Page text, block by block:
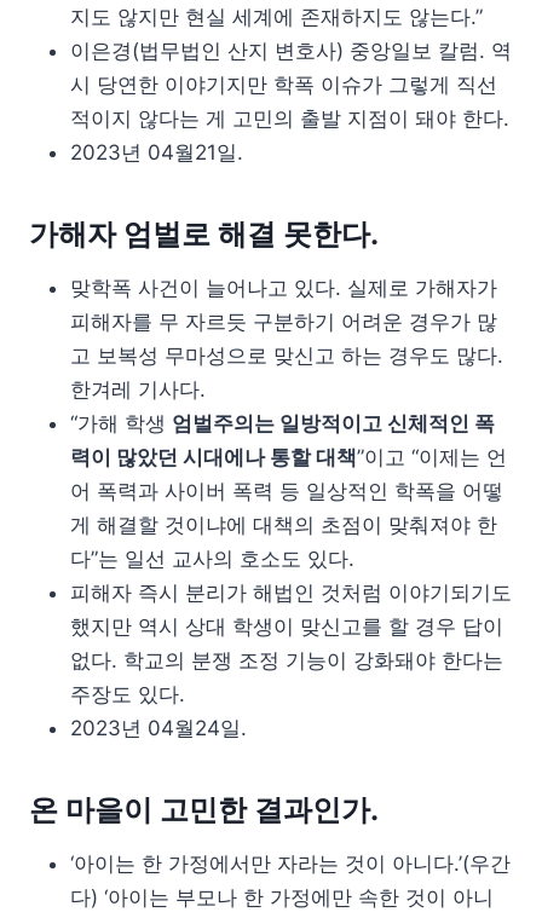
지도 않지만 현실 세계에 존재하지도 않는다.”
이은경(법무법인 산지 변호사) 중앙일보 칼럼. 역
시 당연한 이야기지만 학폭 이슈가 그렇게 직선
적이지 않다는 게 고민의 출발 지점이 돼야 한다.
2023년 04월21일.
가해자 엄벌로 해결 못한다.
맞학폭 사건이 늘어나고 있다. 실제로 가해자가
피해자를 무 자르듯 구분하기 어려운 경우가 많
고 보복성 무마성으로 맞신고 하는 경우도 많다.
한겨레 기사다.
“가해 학생 엄벌주의는 일방적이고 신체적인 폭
력이 많았던 시대에나 통할 대책”이고 “이제는 언
어 폭력과 사이버 폭력 등 일상적인 학폭을 어떻
게 해결할 것이냐에 대책의 초점이 맞춰져야 한
다”는 일선 교사의 호소도 있다.
피해자 즉시 분리가 해법인 것처럼 이야기되기도
했지만 역시 상대 학생이 맞신고를 할 경우 답이
없다. 학교의 분쟁 조정 기능이 강화돼야 한다는
주장도 있다.
2023년 04월24일.
온 마을이 고민한 결과인가.
‘아이는 한 가정에서만 자라는 것이 아니다.’(우간
다) ‘아이는 부모나 한 가정에만 속한 것이 아니